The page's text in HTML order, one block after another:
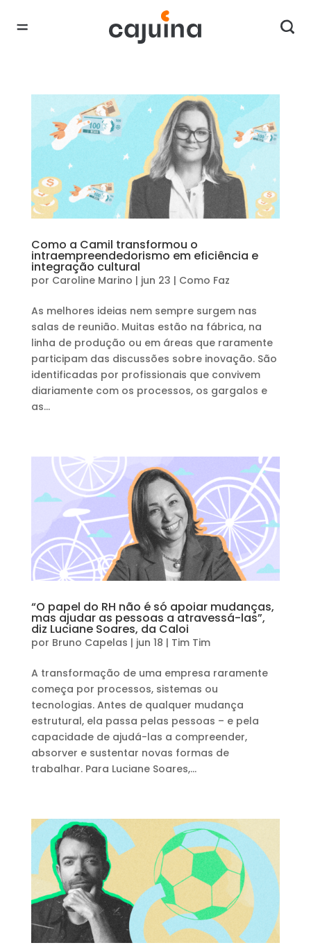
Como a Camil transformou o
intraempreendedorismo em eficiência e
integração cultural
por Caroline Marino | jun 23 | Como Faz
As melhores ideias nem sempre surgem nas
salas de reunião. Muitas estão na fábrica, na
linha de produção ou em áreas que raramente
participam das discussões sobre inovação. São
identificadas por profissionais que convivem
diariamente com os processos, os gargalos e
as...
“O papel do RH não é só apoiar mudanças,
mas ajudar as pessoas a atravessá-las”,
diz Luciane Soares, da Caloi
por Bruno Capelas | jun 18 | Tim Tim
A transformação de uma empresa raramente
começa por processos, sistemas ou
tecnologias. Antes de qualquer mudança
estrutural, ela passa pelas pessoas – e pela
capacidade de ajudá-las a compreender,
absorver e sustentar novas formas de
trabalhar. Para Luciane Soares,...